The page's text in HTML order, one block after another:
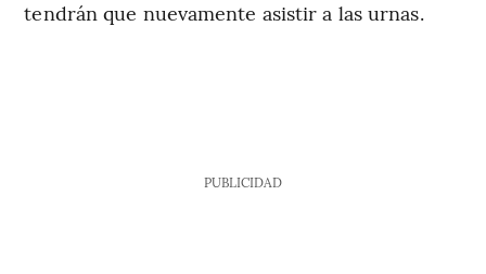
tendrán que nuevamente asistir a las urnas.
PUBLICIDAD